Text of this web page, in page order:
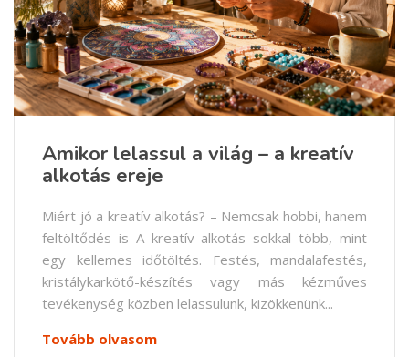
Amikor lelassul a világ – a kreatív
alkotás ereje
Miért jó a kreatív alkotás? – Nemcsak hobbi, hanem
feltöltődés is A kreatív alkotás sokkal több, mint
egy kellemes időtöltés. Festés, mandalafestés,
kristálykarkötő-készítés vagy más kézműves
tevékenység közben lelassulunk, kizökkenünk...
Tovább olvasom